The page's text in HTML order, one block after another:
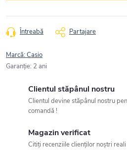
Întreabă Partajare
Marcă:Casio
Garanţie: 2 ani
Clientul stăpânul nostru
Clientul devine stăpânul nostru
comandă !
Magazin verificat
Citiți recenziile clienților noștri